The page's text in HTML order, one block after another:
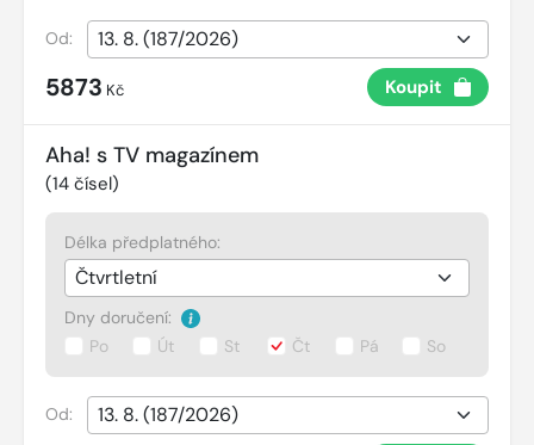
Od:
5873 Kč Koupit
Aha! s TV magazínem
(14 čísel)
Délka předplatného:
Dny doručení:
Po
Út St Čt Pá So
Od: